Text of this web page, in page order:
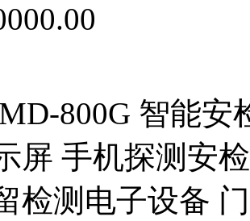
800G 智能安
屏 手机探测安
检测电子设备